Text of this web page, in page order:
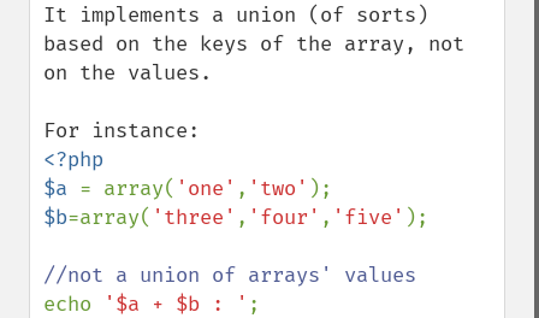
It implements a union (of sorts)
based on the keys of the array, not
on the values.
<?php
$a = array( 'one' , 'two'
$b=array( 'three' , 'four' , 'five' );
echo
'$a + $b : '